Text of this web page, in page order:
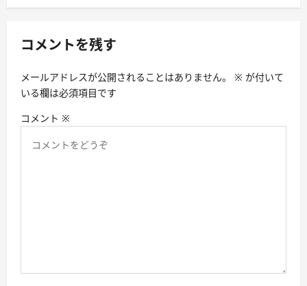
シ
ン
コメントを残す
メールアドレスが公開されることはありません。 ※ が付いて
いる欄は必須項目です
コメント ※